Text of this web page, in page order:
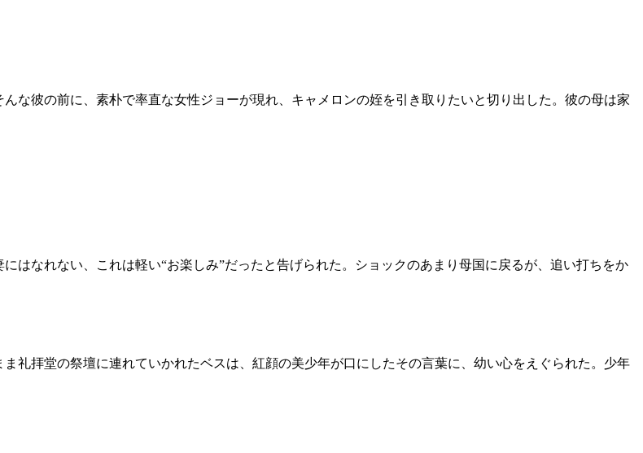
な彼の前に、素朴で率直な女性ジョーが現れ、キャメロンの姪を引き取りたいと切り出した。彼の母は家
はなれない、これは軽い“お楽しみ”だったと告げられた。ショックのあまり母国に戻るが、追い打ちをか
礼拝堂の祭壇に連れていかれたベスは、紅顔の美少年が口にしたその言葉に、幼い心をえぐられた。少年